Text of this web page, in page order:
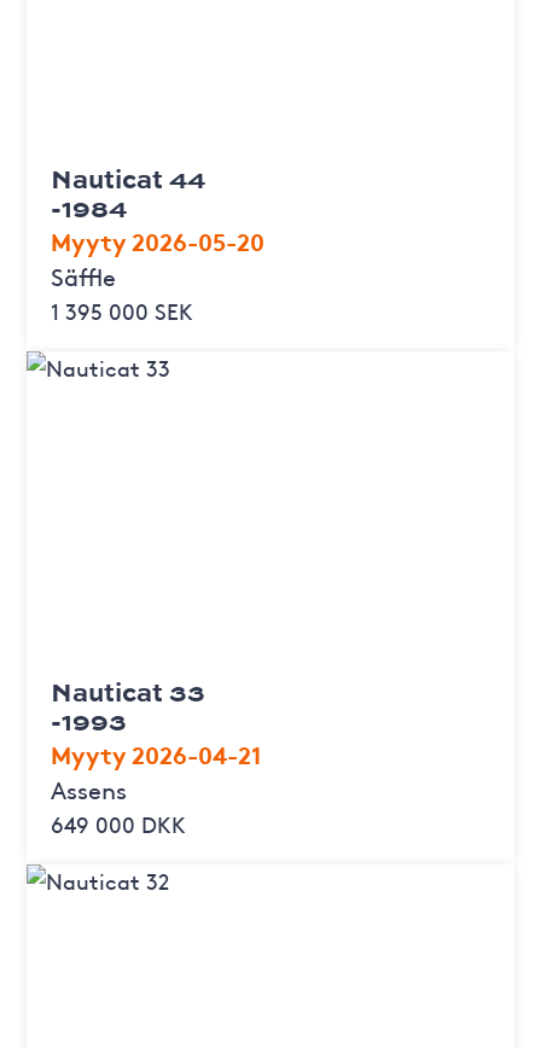
Nauticat 44
-1984
Myyty 2026-05-20
Säffle
1 395 000 SEK
Nauticat 33
-1993
Myyty 2026-04-21
Assens
649 000 DKK